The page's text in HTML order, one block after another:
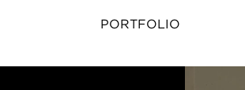
PORTFOLIO